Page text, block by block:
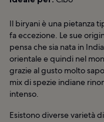
Il biryani è una pietanza
fa eccezione. Le sue
pensa che sia nata in
orientale e quindi nel
grazie al gusto molto
mix di spezie indiane
intenso.
Esistono diverse varietà